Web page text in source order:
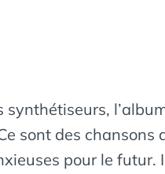
synthétiseurs,
sont des chansons
pour le futur.